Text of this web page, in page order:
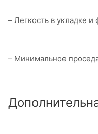
– Легкость в укладке
– Минимальное